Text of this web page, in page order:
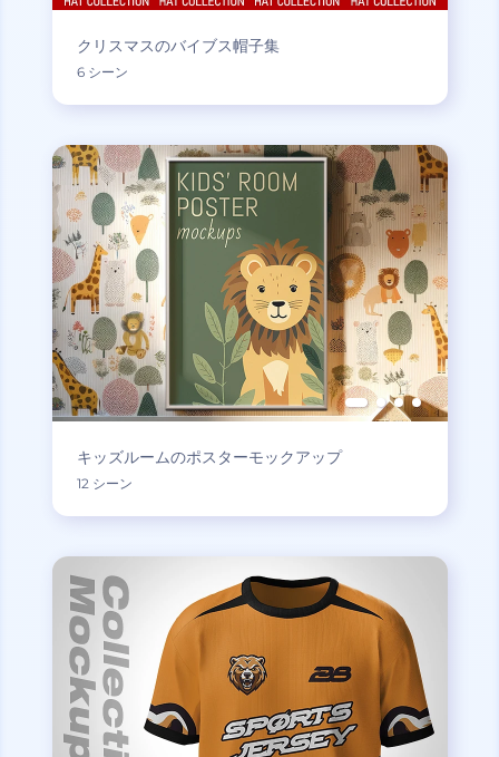
クリスマスのバイブス帽子集
6 シーン
キッズルームのポスターモックアップ
12 シーン